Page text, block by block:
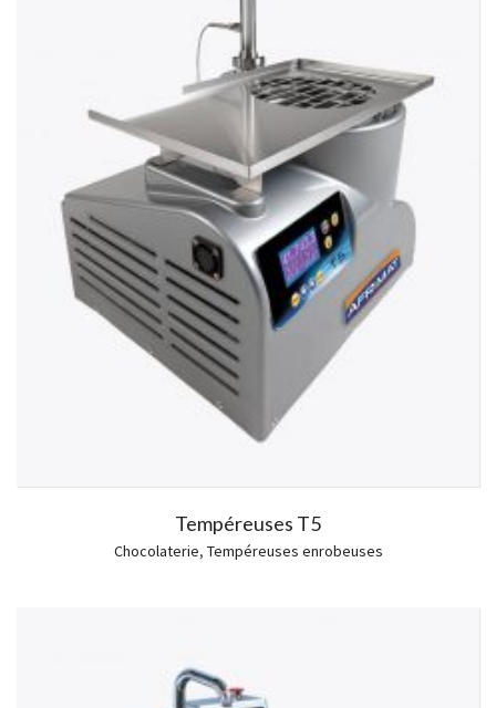
Tempéreuses T5
Chocolaterie, Tempéreuses enrobeuses